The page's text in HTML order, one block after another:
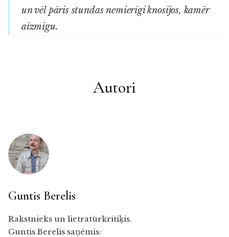
un vēl pāris stundas nemierīgi knosījos, kamēr
aizmigu.
Autori
Guntis Berelis
Rakstnieks un lietratūrkritiķis.
Guntis Berelis saņēmis: